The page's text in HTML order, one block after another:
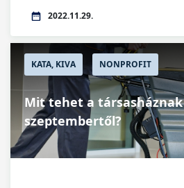
2022.11.29.
KATA, KIVA NONPROFIT
Mit tehet a
szeptembertől?